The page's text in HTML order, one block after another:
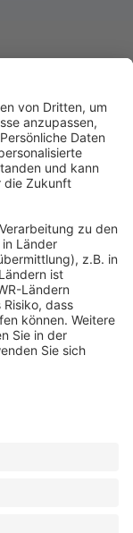
kündigen|
Immobilien